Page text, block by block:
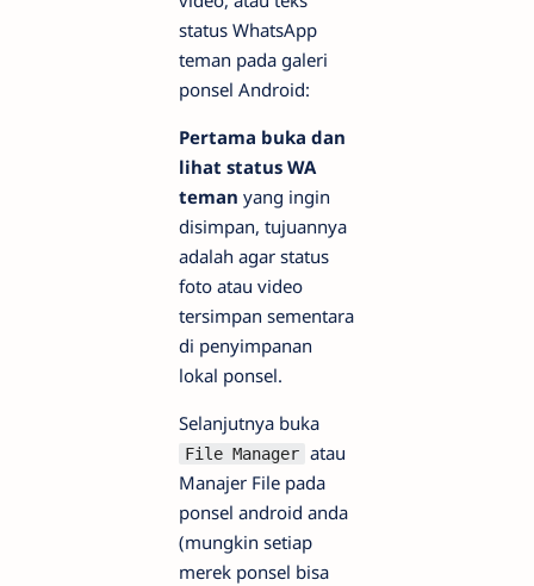
status WhatsApp
teman pada galeri
ponsel Android:
Pertama buka dan
lihat status WA
teman yang ingin
disimpan, tujuannya
adalah agar status
foto atau video
tersimpan sementara
di penyimpanan
lokal ponsel.
Selanjutnya buka
File Manager atau
Manajer File pada
ponsel android anda
(mungkin setiap
merek ponsel bisa